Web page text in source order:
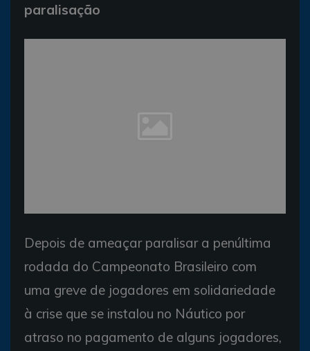
paralisação
Depois de ameaçar paralisar a penúltima
rodada do Campeonato Brasileiro com
uma greve de jogadores em solidariedade
à crise que se instalou no Náutico por
atraso no pagamento de alguns jogadores,